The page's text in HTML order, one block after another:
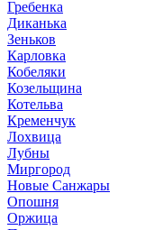
Гребенка
Диканька
Зеньков
Карловка
Кобеляки
Козельщина
Котельва
Кременчук
Лохвица
Лубны
Миргород
Новые Санжары
Опошня
Оржица